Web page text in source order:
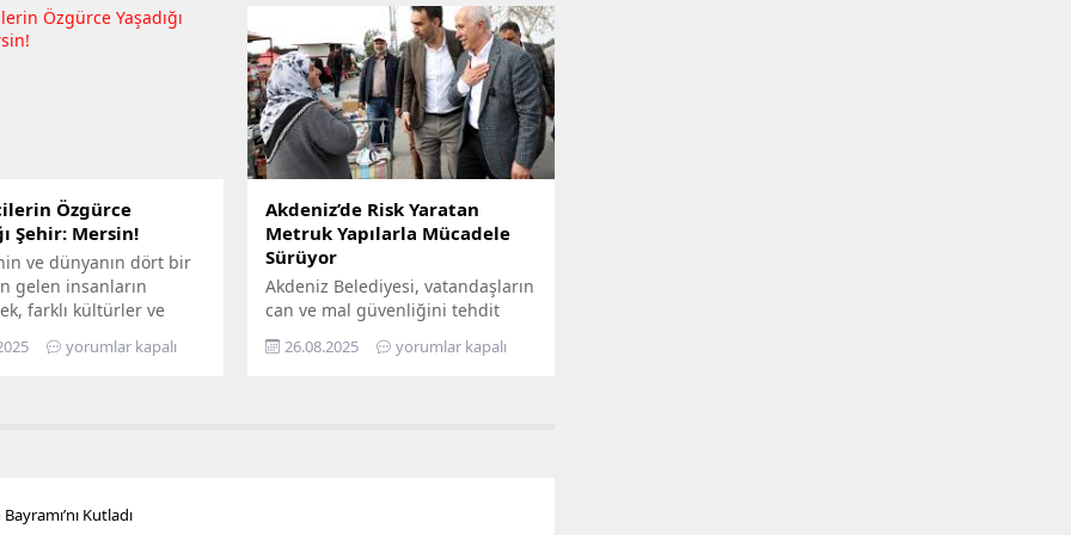
Hepimizin, Bilim Her
yola çıkan
Mersin’de gerçekleştirdiği 381
milyon TL’yi aşan yatırımla, enerji
altyapısını bugünün ihtiyaçlarına
uygun biçimde yenilerken,
geleceğin artan taleplerine de
hazır hâle getiriyor Türkiye’nin
enerji dönüşümüne öncülük...
Özgürce
Şehir: Mersin!
ve dünyanın dört bir
gelen insanların
farklı kültürler ve
bir arada kardeşçe ve
yaşadığı Mersin,
alabilmesine destek
yorumlar kapalı
Akdeniz’de Risk Yaratan
Metruk Yapılarla Mücadele
Sürüyor
Akdeniz Belediyesi, vatandaşların
can ve mal güvenliğini tehdit
eden, yarattığı görsel kirliliğin
yanı sıra kimi zaman sosyal
26.08.2025 yorumlar kapalı
Kutladı